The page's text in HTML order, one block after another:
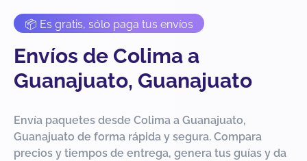
📦 Es gratis, sólo paga tus envíos
Envíos de Colima a
Guanajuato, Guanajuato
Envía paquetes desde Colima a Guanajuato,
Guanajuato de forma rápida y segura. Compara
precios y tiempos de entrega, genera tus guías y da